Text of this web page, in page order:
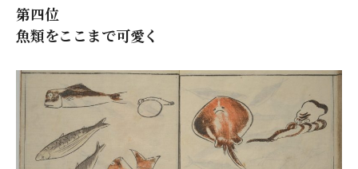
第四位
魚類をここまで可愛く